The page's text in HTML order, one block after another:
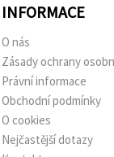
INFORMACE
O nás
Zásady ochrany
Právní informace
Obchodní podmínky
O cookies
Nejčastější dotazy